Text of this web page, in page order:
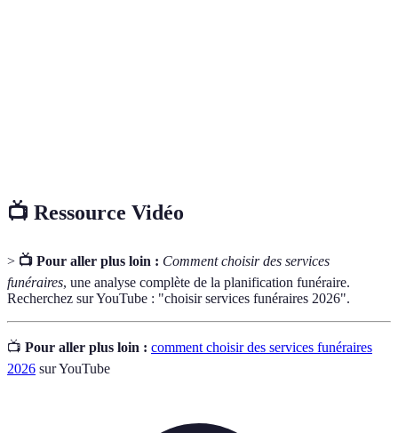
📺 Ressource Vidéo
> 📺 Pour aller plus loin : Comment choisir des services
funéraires, une analyse complète de la planification funéraire.
Recherchez sur YouTube : "choisir services funéraires 2026".
📺 Pour aller plus loin : comment choisir des services funéraires
2026 sur YouTube